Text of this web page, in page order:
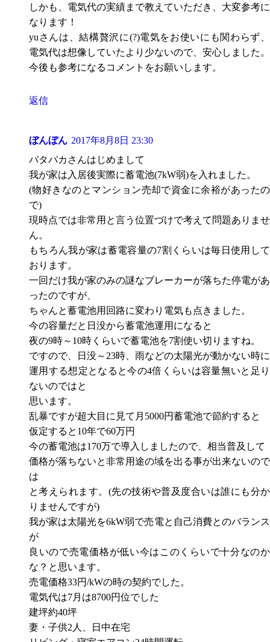
しかも、電気代の実績まで教えていただき、大変参考に
なります！
yuさんは、結構贅沢に(?)電気をお使いにも関わらず、
電気代は想像していたより少ないので、安心しました。
今後も参考になるコメントをお願いします。
返信
ぼんぼん 2017年8月8日 23:30
パタパカさんはじめまして
我が家は入居後実際に蓄電池(7kW弱)を入れました。
(物好きなのとマンション売却で資金に余裕があったの
で)
現時点では非常用と言う位置づけで考えて問題ありませ
ん。
もちろん我が家は蓄電容量の7割くらいは毎日使用して
おります。
一回だけ我が家のみの謎なブレーカーが落ちた停電があ
ったのですが、
ちゃんと蓄電池用回路に変わり電気も点きました。
今の容量だと日没から蓄電池運用になると
夜の9時～10時くらいで蓄電池を7割使い切りますね。
ですので、日没～23時、雨などの太陽光が動かない時に
運用する想定となると今の4倍くらいは容量無いと足り
ないのではと
思います。
乱暴ですが超大目に見て月5000円蓄電池で節約すると
仮定すると10年で60万円
今の蓄電池は170万で導入しましたので、相当普及して
価格が落ちないと非常用途の域を出る事が出来ないので
は
と考えられます。(先の技術や普及度合いは誰にも分か
りませんですが)
我が家は太陽光を6kW弱で売電と自己消費とのバランス
が
良いので売電価格が低い今はこのくらいで十分なのか
な？と思います。
売電価格33円/kWの時の契約でした。
電気代は7月は8700円位でした
建坪約40坪
妻・子供2人、日中在宅